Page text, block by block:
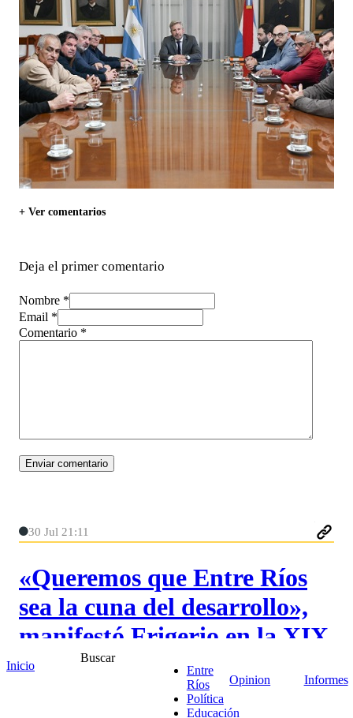
+ Ver comentarios
Deja el primer comentario
Nombre *
Email *
Comentario *
30 Jul 21:11
«Queremos que Entre Ríos
sea la cuna del desarrollo»,
manifestó Frigerio en la XIX
Reunión del Consejo
Empresario de Entre Ríos
Inicio
Buscar
Entre
Ríos
Política
Educación
Opinion Informes